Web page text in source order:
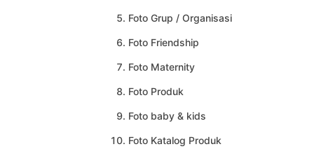
Foto Grup / Organisasi
Foto Friendship
Foto Maternity
Foto Produk
Foto baby & kids
Foto Katalog Produk